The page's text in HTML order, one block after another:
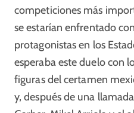
competiciones más
se estarían enfrentado
protagonistas en los
esperaba este duelo con
figuras del certamen
y, después de una